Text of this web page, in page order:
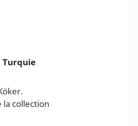
Turquie
la collection